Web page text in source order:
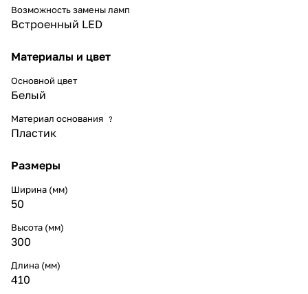
Возможность замены ламп
Встроенный LED
Материалы и цвет
Основной цвет
Белый
Материал основания ?
Пластик
Размеры
Ширина (мм)
50
Высота (мм)
300
Длина (мм)
410